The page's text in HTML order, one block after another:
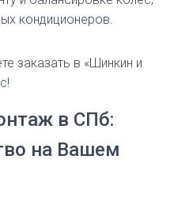
кондиционеров.
заказать в «Шинкин и
в СПб:
на Вашем